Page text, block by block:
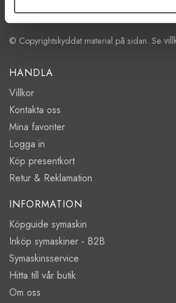
© Copyrightskyddat material på sidan. Se
HANDLA
Villkor
Kontakta oss
Mina favoriter
Logga in
Köp presentkort
Retur & Reklamation
INFORMATION
Köpguide symaskin
Inköp symaskiner - B2B
Symaskinsservice
Hitta till vår butik
Om oss